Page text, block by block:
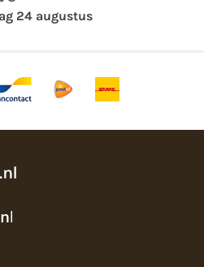
24 augustus